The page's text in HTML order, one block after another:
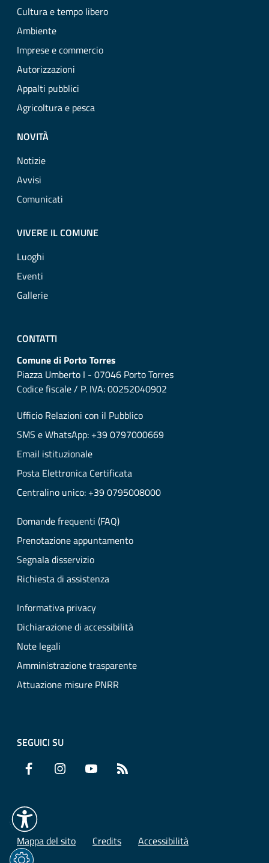
Cultura e tempo libero
Ambiente
Imprese e commercio
Autorizzazioni
Appalti pubblici
Agricoltura e pesca
NOVITÀ
Notizie
Avvisi
Comunicati
VIVERE IL COMUNE
Luoghi
Eventi
Gallerie
CONTATTI
Comune di Porto Torres
Piazza Umberto I - 07046 Porto Torres
Codice fiscale / P. IVA: 00252040902
Ufficio Relazioni con il Pubblico
SMS e WhatsApp: +39 0797000669
Email istituzionale
Posta Elettronica Certificata
Centralino unico: +39 0795008000
Domande frequenti (FAQ)
Prenotazione appuntamento
Segnala disservizio
Richiesta di assistenza
Informativa privacy
Dichiarazione di accessibilità
Note legali
Amministrazione trasparente
Attuazione misure PNRR
SEGUICI SU
Facebook Instagram YouTube
Mappa del sito Credits Accessibilità